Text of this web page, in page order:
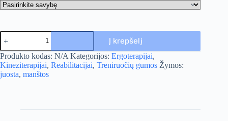
produkto
kiekis:
Mankštos
juosta
Į krepšelį
A
l
t
Produkto kodas: N/A Kategorijos: Ergoterapijai,
Kineziterapijai, Reabilitacijai, Treniruočių gumos Žymos:
juosta, manštos